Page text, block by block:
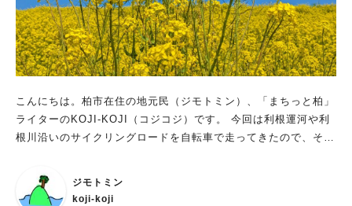
こんにちは。柏市在住の地元民（ジモトミン）、「まちっと柏」
ライターのKOJI-KOJI（コジコジ）です。 今回は利根運河や利
根川沿いのサイクリングロードを自転車で走ってきたので、その
ジモトミン
koji-koji